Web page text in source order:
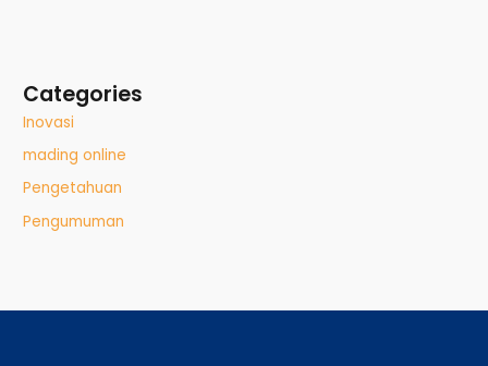
Categories
Inovasi
mading online
Pengetahuan
Pengumuman